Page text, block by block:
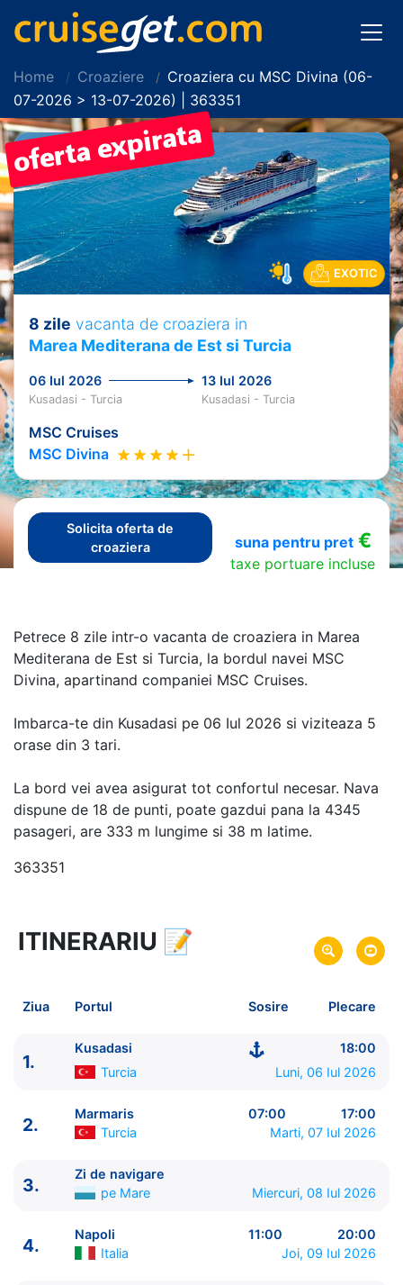
Home Croaziere
Croaziera cu MSC Divina (06-
07-2026 > 13-07-2026) | 363351
EXOTIC
8 zile vacanta de croaziera in
Marea Mediterana de Est si Turcia
06 Iul 2026 13 Iul 2026
Kusadasi - Turcia Kusadasi - Turcia
MSC Cruises
MSC Divina
Solicita oferta de
croaziera
suna pentru pret€
taxe portuare incluse
Petrece 8 zile intr-o vacanta de croaziera in Marea
Mediterana de Est si Turcia, la bordul navei MSC
Divina, apartinand companiei MSC Cruises.
Imbarca-te din Kusadasi pe 06 Iul 2026 si viziteaza 5
orase din 3 tari.
La bord vei avea asigurat tot confortul necesar. Nava
dispune de 18 de punti, poate gazdui pana la 4345
pasageri, are 333 m lungime si 38 m latime.
363351
8 zile vacanta de croaziera in
Marea Mediterana de Est si Turcia -
link oferta
Plecare pe 06 Iul 2026 din Kusadasi, Turcia
MSC Cruises
ITINERARIU 📝
Ziua Portul Sosire Plecare
1.
Kusadasi
18:00
Turcia
Luni, 06 Iul 2026
2.
Marmaris 07:00
17:00
Turcia
Marti, 07 Iul 2026
3.
Zi de navigare
pe Mare
Miercuri, 08 Iul 2026
4.
Napoli 11:00
20:00
Italia
Joi, 09 Iul 2026